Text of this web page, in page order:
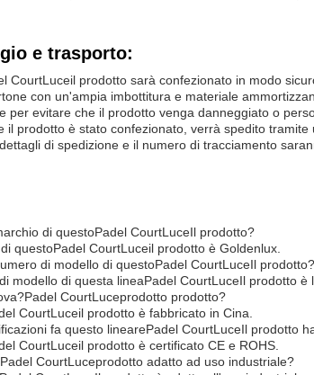
e trasporto:
CourtLuceil prodotto sarà confezionato in modo
con un'ampia imbottitura e materiale
per evitare che il prodotto venga danneggiato o
il prodotto è stato confezionato, verrà spedito
di spedizione e il numero di tracciamento
di questoPadel CourtLuceIl prodotto?
questoPadel CourtLuceil prodotto è Goldenlux.
di modello di questoPadel CourtLuceIl prodotto?
modello di questa lineaPadel CourtLuceIl prodotto è
Padel CourtLuceprodotto prodotto?
CourtLuceil prodotto è fabbricato in Cina.
fa questo linearePadel CourtLuceIl prodotto
CourtLuceil prodotto è certificato CE e ROHS.
Padel CourtLuceprodotto adatto ad uso industriale?